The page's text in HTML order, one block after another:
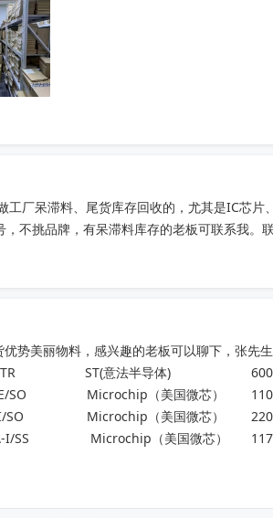
工厂呆滞料、尾货库存回收的，尤其是IC芯
，不挑品牌，有呆滞料库存的老板可联系我。
势美丽物料，感兴趣的老板可以聊下，张先
ST(意法半导体)
E/SO	           Microchip（美国微芯）
I/SO	           Microchip（美国微芯）
I/SS 	            Microchip（美国微芯）
进芯
NUVOTON（新唐科技）
15#PBF	   ADI(亚德诺)